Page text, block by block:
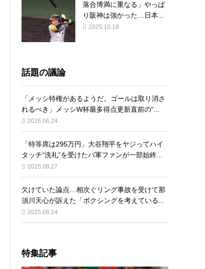
落合博満に重なる」やっぱ
り阪神は強かった…日本...
2025.10.18
話題の議論
「メッシ特権があるようだ。ゴールは取り消さ
れるべき」メッシW杯最多得点更新直前の“...
2026.06.24
「特等席は295万円」大谷翔平をヤジってハイ
タッチ“洗礼”を受けたパ軍ファンが一部始終...
2025.08.27
欠けていた論点…相次ぐリング事故を受けて那
須川天心が訴えた「ボクシングを考えている...
2025.08.24
特集記事